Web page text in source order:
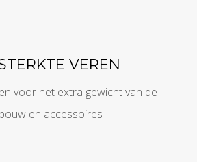
VEREN
voor het extra gewicht van de
en accessoires